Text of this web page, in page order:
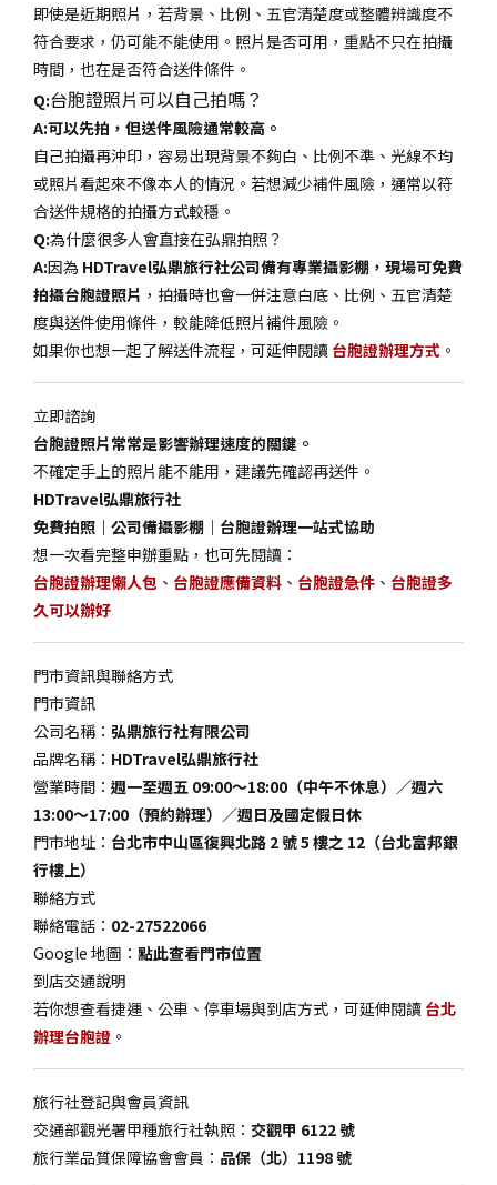
即使是近期照片，若背景、比例、五官清楚度或整體辨識度不
符合要求，仍可能不能使用。照片是否可用，重點不只在拍攝
時間，也在是否符合送件條件。
Q:台胞證照片可以自己拍嗎？
A:可以先拍，但送件風險通常較高。
自己拍攝再沖印，容易出現背景不夠白、比例不準、光線不均
或照片看起來不像本人的情況。若想減少補件風險，通常以符
合送件規格的拍攝方式較穩。
Q:為什麼很多人會直接在弘鼎拍照？
A:因為 HDTravel弘鼎旅行社公司備有專業攝影棚，現場可免費
拍攝台胞證照片 ，拍攝時也會一併注意白底、比例、五官清楚
度與送件使用條件，較能降低照片補件風險。
如果你也想一起了解送件流程，可延伸閱讀 台胞證辦理方式 。
立即諮詢
台胞證照片常常是影響辦理速度的關鍵。
不確定手上的照片能不能用，建議先確認再送件。
HDTravel弘鼎旅行社
免費拍照｜公司備攝影棚｜台胞證辦理一站式協助
想一次看完整申辦重點，也可先閱讀：
台胞證辦理懶人包 、 台胞證應備資料 、 台胞證急件 、 台胞證多
久可以辦好
門市資訊與聯絡方式
門市資訊
公司名稱： 弘鼎旅行社有限公司
品牌名稱： HDTravel弘鼎旅行社
營業時間： 週一至週五 09:00～18:00（中午不休息）／週六
13:00～17:00（預約辦理）／週日及國定假日休
門市地址： 台北市中山區復興北路 2 號 5 樓之 12（台北富邦銀
行樓上）
聯絡方式
聯絡電話： 02-27522066
Google 地圖： 點此查看門市位置
到店交通說明
若你想查看捷運、公車、停車場與到店方式，可延伸閱讀 台北
辦理台胞證 。
旅行社登記與會員資訊
交通部觀光署甲種旅行社執照： 交觀甲 6122 號
旅行業品質保障協會會員： 品保（北）1198 號